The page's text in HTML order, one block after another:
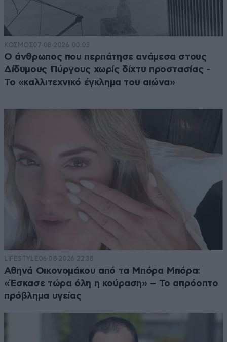
ΚΟΣΜΟΣ07·08·2026 00:03
Ο άνθρωπος που περπάτησε ανάμεσα στους
Δίδυμους Πύργους χωρίς δίχτυ προστασίας -
Το «καλλιτεχνικό έγκλημα του αιώνα»
LIFESTYLE06·08·2026 22:38
Αθηνά Οικονομάκου από τα Μπόρα Μπόρα:
«Έσκασε τώρα όλη η κούραση» – Το απρόοπτο
πρόβλημα υγείας